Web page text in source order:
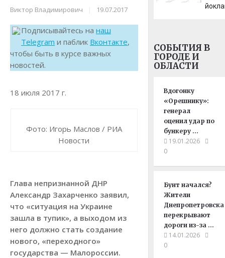
Виктор Владимирович 19.07.2017
Подписывайтесь на наш
Telegram и паблик Вконтакте,
чтобы быть в курсе важных
новостей.
18 июля 2017 г.
Фото: Игорь Маслов / РИА
Новости
Глава непризнанной ДНР
Александр Захарченко заявил,
что «ситуация на Украине
зашла в тупик», а выходом из
него должно стать создание
нового, «переходного»
государства — Малороссии.
СОБЫТИЯ В
ГОРОДЕ И
ОБЛАСТИ
Вдогонку
«Орешнику»:
генерал
оценил удар по
бункеру …
19.01.2026
0
Бунт начался?
Жители
Днепропетровска
перекрывают
дороги из-за …
14.01.2026
0